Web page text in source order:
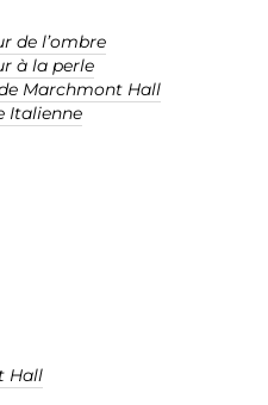
de l’ombre
à la perle
de Marchmont Hall
Italienne
Hall